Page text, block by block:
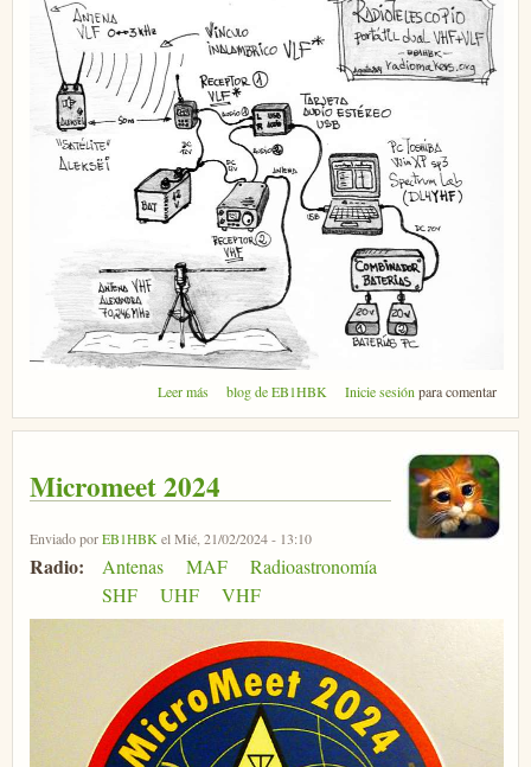
Leer más sobre Radioastronomía Perséidas 2024 RyE
blog de EB1HBK Inicie sesión para comentar
Micromeet 2024
Enviado porEB1HBK el Mié, 21/02/2024 - 13:10
Radio: Antenas MAF
Radioastronomía
SHF
UHF VHF